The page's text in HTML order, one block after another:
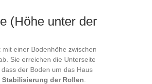
(Höhe unter der
einer Bodenhöhe zwischen
Sie erreichen die Unterseite
der Boden um das Haus
der Rollen